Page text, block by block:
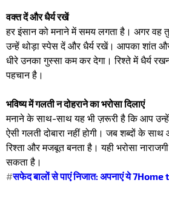
वक्त दें और धैर्य रखें
हर इंसान को मनाने में समय लगता है। अगर वह
उन्हें थोड़ा स्पेस दें और धैर्य रखें। आपका शांत और
धीरे उनका गुस्सा कम कर देगा। रिश्ते में धैर्य
पहचान है।
भविष्य में गलती न दोहराने का भरोसा दिलाएं
मनाने के साथ-साथ यह भी ज़रूरी है कि आप
ऐसी गलती दोबारा नहीं होगी। जब शब्दों के
रिश्ता और मजबूत बनता है। यही भरोसा
सकता है।
#सफेद बालों से पाएं निजात: अपनाएं ये